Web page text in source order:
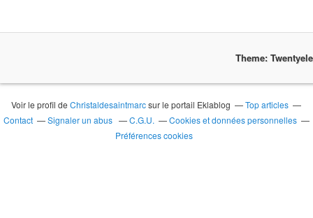
Theme:
Voir le profil deChristaldesaintmarcsur le portail Eklablog
Top articles
Contact
Signaler un abus C.G.U.
Cookies et données personnelles
Préférences cookies